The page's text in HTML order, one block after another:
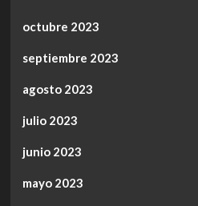
octubre 2023
septiembre 2023
agosto 2023
julio 2023
junio 2023
mayo 2023